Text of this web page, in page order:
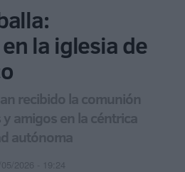
la iglesia de
recibido la comunión
amigos en la céntrica
autónoma
05/2026 - 19:24